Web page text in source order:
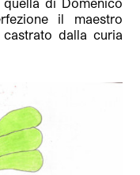
di Domenico
il maestro
dalla curia